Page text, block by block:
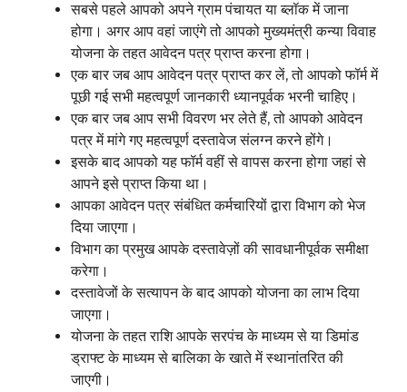
सबसे पहले आपको अपने ग्राम पंचायत या ब्लॉक में जाना
होगा। अगर आप वहां जाएंगे तो आपको मुख्यमंत्री कन्या विवाह
योजना के तहत आवेदन पत्र प्राप्त करना होगा।
एक बार जब आप आवेदन पत्र प्राप्त कर लें, तो आपको फॉर्म में
पूछी गई सभी महत्वपूर्ण जानकारी ध्यानपूर्वक भरनी चाहिए।
एक बार जब आप सभी विवरण भर लेते हैं, तो आपको आवेदन
पत्र में मांगे गए महत्वपूर्ण दस्तावेज संलग्न करने होंगे।
इसके बाद आपको यह फॉर्म वहीं से वापस करना होगा जहां से
आपने इसे प्राप्त किया था।
आपका आवेदन पत्र संबंधित कर्मचारियों द्वारा विभाग को भेज
दिया जाएगा।
विभाग का प्रमुख आपके दस्तावेज़ों की सावधानीपूर्वक समीक्षा
करेगा।
दस्तावेजों के सत्यापन के बाद आपको योजना का लाभ दिया
जाएगा।
योजना के तहत राशि आपके सरपंच के माध्यम से या डिमांड
ड्राफ्ट के माध्यम से बालिका के खाते में स्थानांतरित की
जाएगी।